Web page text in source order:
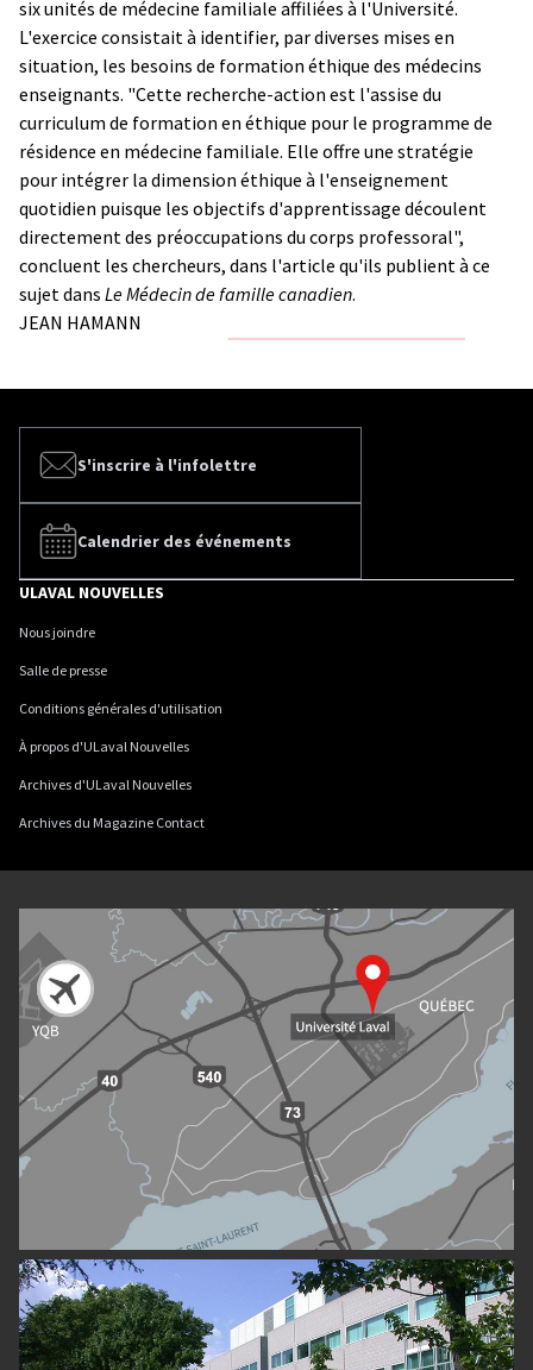
six unités de médecine familiale affiliées à l'Université.
L'exercice consistait à identifier, par diverses mises en
situation, les besoins de formation éthique des médecins
enseignants. "Cette recherche-action est l'assise du
curriculum de formation en éthique pour le programme de
résidence en médecine familiale. Elle offre une stratégie
pour intégrer la dimension éthique à l'enseignement
quotidien puisque les objectifs d'apprentissage découlent
directement des préoccupations du corps professoral",
concluent les chercheurs, dans l'article qu'ils publient à ce
sujet dans Le Médecin de famille canadien.
JEAN HAMANN
S'inscrire à l'infolettre
Calendrier des événements
ULAVAL NOUVELLES
Nous joindre
Salle de presse
Conditions générales d'utilisation
À propos d'ULaval Nouvelles
Archives d'ULaval Nouvelles
Archives du Magazine Contact